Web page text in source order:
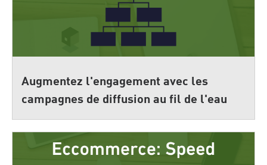
Augmentez l'engagement avec les
campagnes de diffusion au fil de l'eau